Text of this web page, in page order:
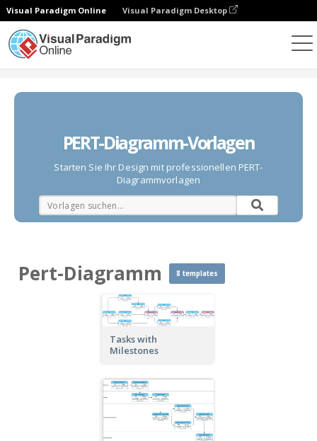
Visual Paradigm Online Visual Paradigm Desktop
PERT-Diagramm-Vorlagen
Starten Sie Ihr Design mit professionellen PERT-
Diagrammvorlagen
Pert-Diagramm 8 templates
Tasks with
Milestones